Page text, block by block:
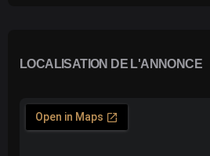
LOCALISATION DE L'ANNONCE